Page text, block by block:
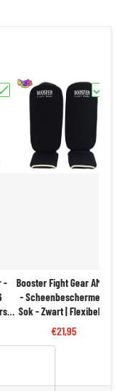
Bangkok Series 5
Kies "Booster Fight Gear -
-
|
Kies
Booster Fight Gear AMSG
- Scheenbeschermers
Sok - Zwart | Flexibel &
Beschermend
€21,95